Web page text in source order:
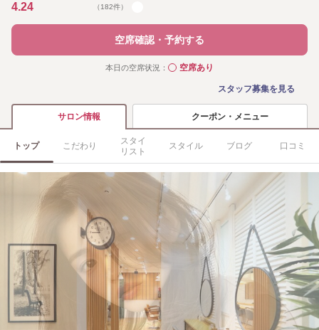
4.24 （182件）
空席確認・予約する
本日の空席状況： ◯空席あり
スタッフ募集を見る
サロン情報 クーポン・メニュー
トップ こだわり
スタイ
リスト
スタイル ブログ 口コミ